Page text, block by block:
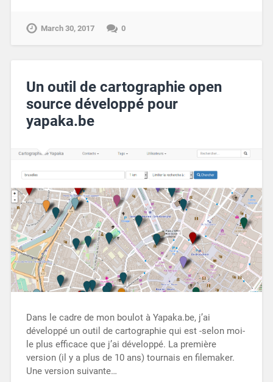
March 30, 2017 0
Un outil de cartographie open
source développé pour
yapaka.be
Dans le cadre de mon boulot à Yapaka.be, j’ai
développé un outil de cartographie qui est -selon moi-
le plus efficace que j’ai développé. La première
version (il y a plus de 10 ans) tournais en filemaker.
Une version suivante…